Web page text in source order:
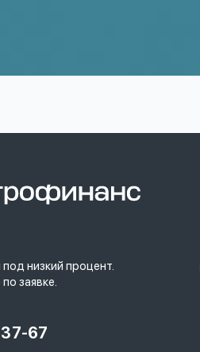
низкий процент.
заявке.
67